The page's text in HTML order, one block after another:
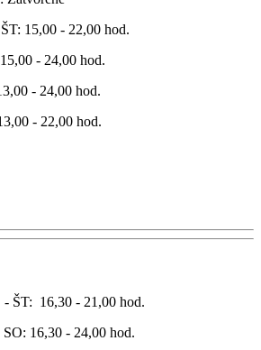
- 22,00 hod.
hod.
hod.
hod.
ŠT: 16,30 - 21,00 hod.
- 24,00 hod.